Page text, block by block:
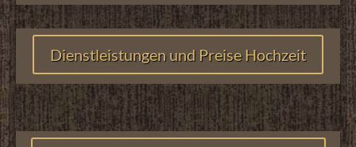
Dienstleistungen und Preise Hochzeit